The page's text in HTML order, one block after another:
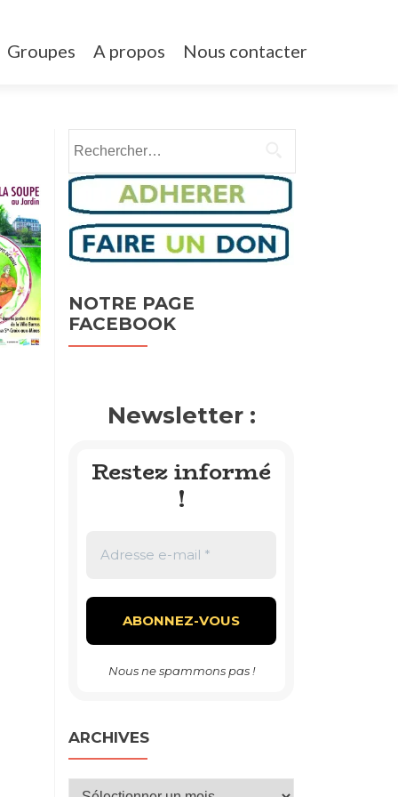
Groupes A propos Nous contacter
NOTRE PAGE
FACEBOOK
Newsletter :
Restez informé
!
Nous ne spammons pas !
ARCHIVES
Archives